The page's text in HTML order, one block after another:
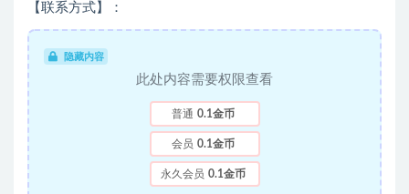
【联系方式】：
隐藏内容
此处内容需要权限查看
普通 0.1金币
会员 0.1金币
永久会员 0.1金币